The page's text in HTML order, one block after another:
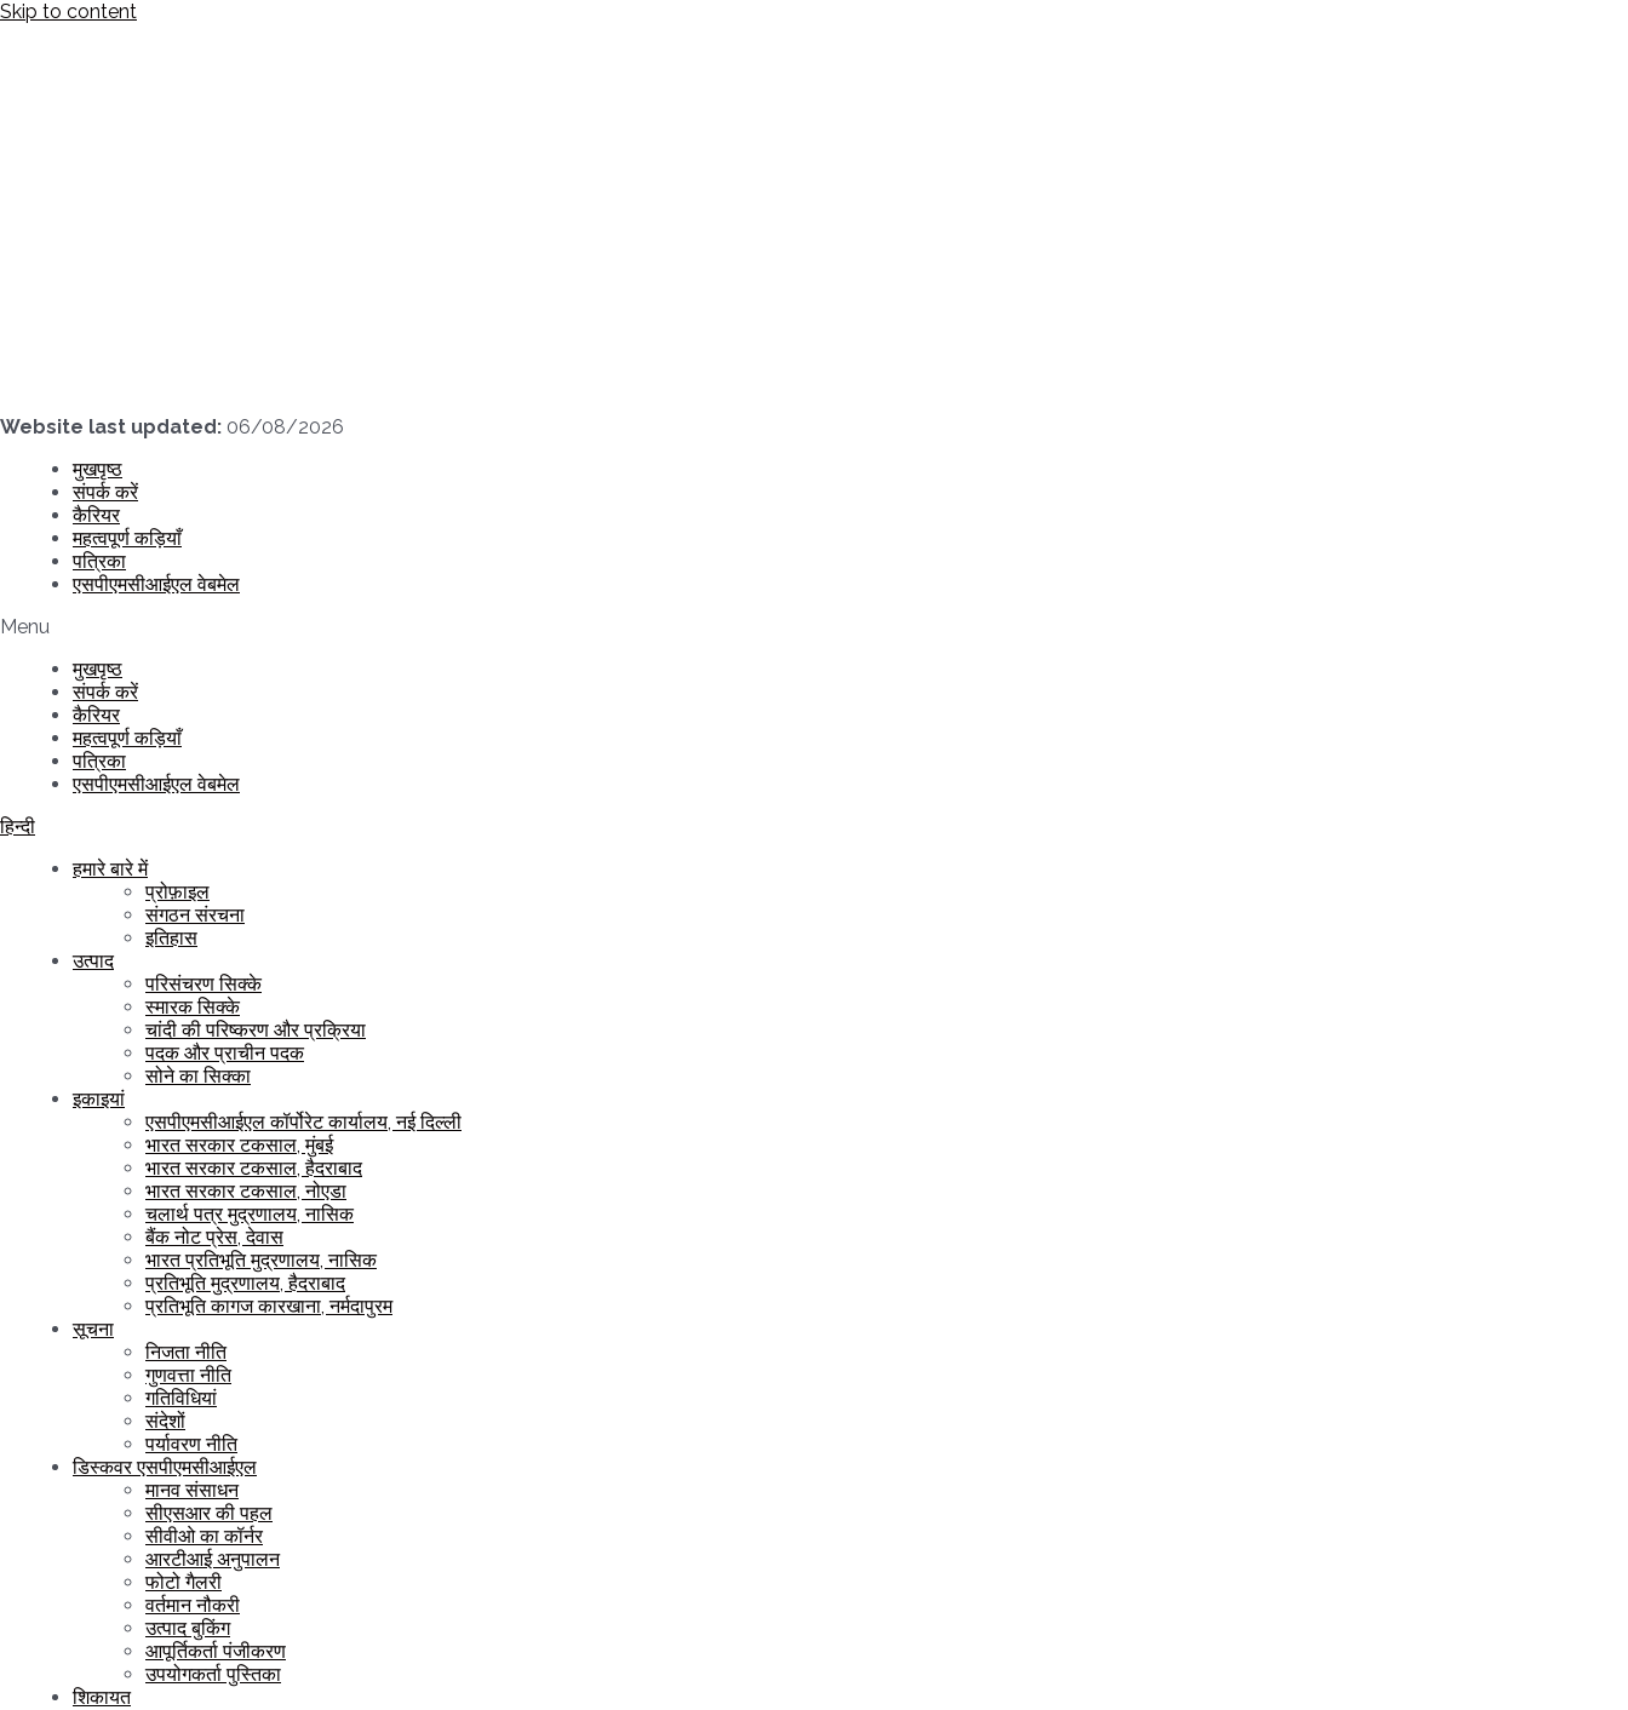
Skip to content
Website last updated: 06/08/2026
मुखपृष्ठ
संपर्क करें
कैरियर
महत्वपूर्ण कड़ियाँ
पत्रिका
एसपीएमसीआईएल वेबमेल
Menu
मुखपृष्ठ
संपर्क करें
कैरियर
महत्वपूर्ण कड़ियाँ
पत्रिका
एसपीएमसीआईएल वेबमेल
हिन्दी
हमारे बारे में
प्रोफ़ाइल
संगठन संरचना
इतिहास
उत्पाद
परिसंचरण सिक्के
स्मारक सिक्के
चांदी की परिष्करण और प्रक्रिया
पदक और प्राचीन पदक
सोने का सिक्का
इकाइयां
एसपीएमसीआईएल कॉर्पोरेट कार्यालय, नई दिल्ली
भारत सरकार टकसाल, मुंबई
भारत सरकार टकसाल, हैदराबाद
भारत सरकार टकसाल, नोएडा
चलार्थ पत्र मुद्रणालय, नासिक
बैंक नोट प्रेस, देवास
भारत प्रतिभूति मुद्रणालय, नासिक
प्रतिभूति मुद्रणालय, हैदराबाद
प्रतिभूति कागज कारखाना, नर्मदापुरम
सूचना
निजता नीति
गुणवत्ता नीति
गतिविधियां
संदेशों
पर्यावरण नीति
डिस्कवर एसपीएमसीआईएल
मानव संसाधन
सीएसआर की पहल
सीवीओ का कॉर्नर
आरटीआई अनुपालन
फोटो गैलरी
वर्तमान नौकरी
उत्पाद बुकिंग
आपूर्तिकर्ता पंजीकरण
उपयोगकर्ता पुस्तिका
शिकायत